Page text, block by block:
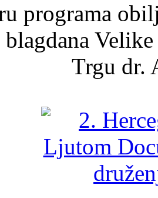
programa
Trgu dr.